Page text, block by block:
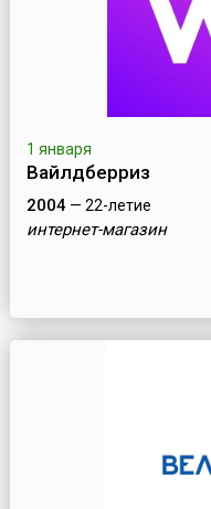
1 января
Вайлдберриз
2004— 22-летие
интернет-магазин